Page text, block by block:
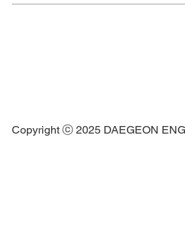
Copyright ⓒ 2025 DAEGEON